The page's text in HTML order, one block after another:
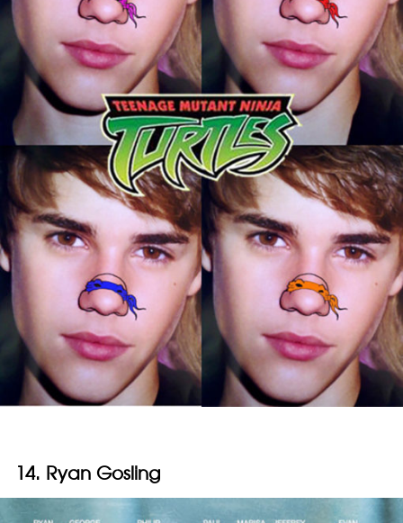
14. Ryan Gosling